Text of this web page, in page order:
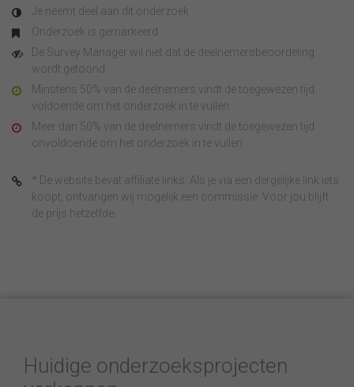
Je neemt deel aan dit onderzoek
Onderzoek is gemarkeerd
De Survey Manager wil niet dat de deelnemersbeoordeling
wordt getoond
Minstens 50% van de deelnemers vindt de toegewezen tijd
voldoende om het onderzoek in te vullen
Meer dan 50% van de deelnemers vindt de toegewezen tijd
onvoldoende om het onderzoek in te vullen
* De website bevat affiliate links. Als je via een dergelijke link iets
koopt, ontvangen wij mogelijk een commissie. Voor jou blijft
de prijs hetzelfde.
Huidige onderzoeksprojecten